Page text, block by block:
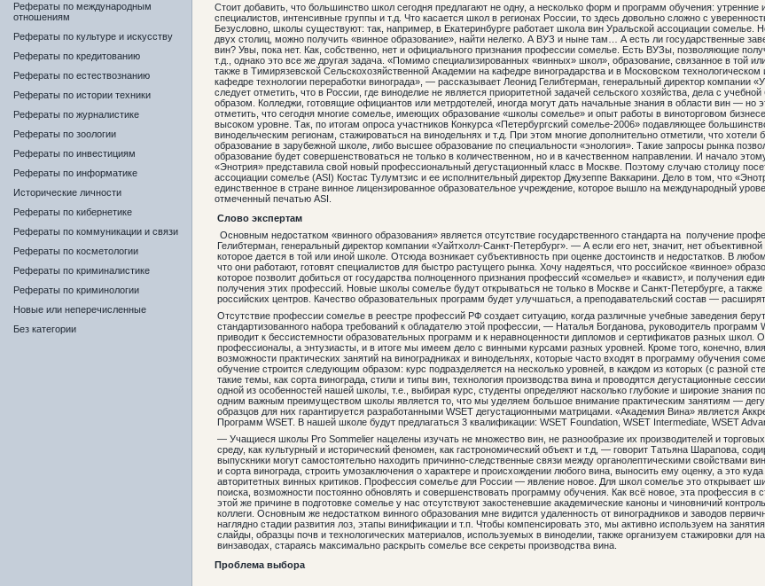
Рефераты по международным
отношениям
Рефераты по культуре и искусству
Рефераты по кредитованию
Рефераты по естествознанию
Рефераты по истории техники
Рефераты по журналистике
Рефераты по зоологии
Рефераты по инвестициям
Рефераты по информатике
Исторические личности
Рефераты по кибернетике
Рефераты по коммуникации и связи
Рефераты по косметологии
Рефераты по криминалистике
Рефераты по криминологии
Новые или неперечисленные
Без категории
Стоит добавить, что большинство школ сегодня предлагают не одну, а несколько форм и программ обучения: утренние
специалистов, интенсивные группы и т.д. Что касается школ в регионах России, то здесь довольно сложно с
Безусловно, школы существуют: так, например, в Екатеринбурге работает школа вин Уральской ассоциации
двух столиц, можно получить «винное образование», найти нелегко. А ВУЗ и ныне там… А есть ли государственные
вин? Увы, пока нет. Как, собственно, нет и официального признания профессии сомелье. Есть ВУЗы, позволяющие
т.д., однако это все же другая задача. «Помимо специализированных «винных» школ», образование, связанное в той
также в Тимирязевской Сельскохозяйственной Академии на кафедре виноградарства и в Московском
кафедре технологии переработки винограда», — рассказывает Леонид Гелибтерман, генеральный директор компании
следует отметить, что в России, где виноделие не является приоритетной задачей сельского хозяйства, дела с
образом. Колледжи, готовящие официантов или метрдотелей, иногда могут дать начальные знания в области вин — но
отметить, что сегодня многие сомелье, имеющих образование «школы сомелье» и опыт работы в виноторговом
высоком уровне. Так, по итогам опроса участников Конкурса «Петербургский сомелье-2006» подавляющее
винодельческим регионам, стажироваться на винодельнях и т.д. При этом многие дополнительно отметили, что хотели
образование в зарубежной школе, либо высшее образование по специальности «энология». Такие запросы рынка
образование будет совершенствоваться не только в количественном, но и в качественном направлении. И начало
«Энотрия» представила свой новый профессиональный дегустационный класс в Москве. Поэтому случаю столицу
ассоциации сомелье (ASI) Костас Тулумтзис и ее исполнительный директор Джузеппе Ваккарини. Дело в том, что
единственное в стране винное лицензированное образовательное учреждение, которое вышло на международный
отмеченный печатью ASI.
Слово экспертам
Основным недостатком «винного образования» является отсутствие государственного стандарта на получение
Гелибтерман, генеральный директор компании «Уайтхолл-Санкт-Петербург». — А если его нет, значит, нет
которое дается в той или иной школе. Отсюда возникает субъективность при оценке достоинств и недостатков. В
что они работают, готовят специалистов для быстро растущего рынка. Хочу надеяться, что российское «винное»
которое позволит добиться от государства полноценного признания профессий «сомелье» и «кавист», и получения
получения этих профессий. Новые школы сомелье будут открываться не только в Москве и Санкт-Петербурге, а
российских центров. Качество образовательных программ будет улучшаться, а преподавательский состав —
Отсутствие профессии сомелье в реестре профессий РФ создает ситуацию, когда различные учебные заведения
стандартизованного набора требований к обладателю этой профессии, — Наталья Богданова, руководитель
приводит к бессистемности образовательных программ и к неравноценности дипломов и сертификатов разных школ.
профессионалы, а энтузиасты, и в итоге мы имеем дело с винными курсами разных уровней. Кроме того, конечно,
возможности практических занятий на виноградниках и винодельнях, которые часто входят в программу обучения
обучение строится следующим образом: курс подразделяется на несколько уровней, в каждом из которых (с разной
такие темы, как сорта винограда, стили и типы вин, технология производства вина и проводятся дегустационные
одной из особенностей нашей школы, т.е., выбирая курс, студенты определяют насколько глубокие и широкие знания
одним важным преимуществом школы является то, что мы уделяем большое внимание практическим занятиям —
образцов для них гарантируется разработанными WSET дегустационными матрицами. «Академия Вина» является
Программ WSET. В нашей школе будут предлагаться 3 квалификации: WSET Foundation, WSET Intermediate, WSET
— Учащиеся школы Pro Sommelier нацелены изучать не множество вин, не разнообразие их производителей и
среду, как культурный и исторический феномен, как гастрономический объект и т.д, — говорит Татьяна Шарапова,
выпускники могут самостоятельно находить причинно-следственные связи между органолептическими свойствами
и сорта винограда, строить умозаключения о характере и происхождении любого вина, выносить ему оценку, а это
авторитетных винных критиков. Профессия сомелье для России — явление новое. Для школ сомелье это открывает
поиска, возможности постоянно обновлять и совершенствовать программу обучения. Как всё новое, эта профессия в
этой же причине в подготовке сомелье у нас отсутствуют закостеневшие академические каноны и чиновничий
коллеги. Основным же недостатком винного образования мне видится удаленность от виноградников и заводов
наглядно стадии развития лоз, этапы винификации и т.п. Чтобы компенсировать это, мы активно используем на
слайды, образцы почв и технологических материалов, используемых в виноделии, также организуем стажировки для
винзаводах, стараясь максимально раскрыть сомелье все секреты производства вина.
Проблема выбора